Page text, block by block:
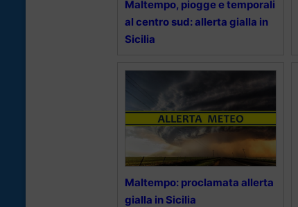
Maltempo, piogge e temporali
al centro sud: allerta gialla in
Sicilia
Maltempo: proclamata allerta
gialla in Sicilia